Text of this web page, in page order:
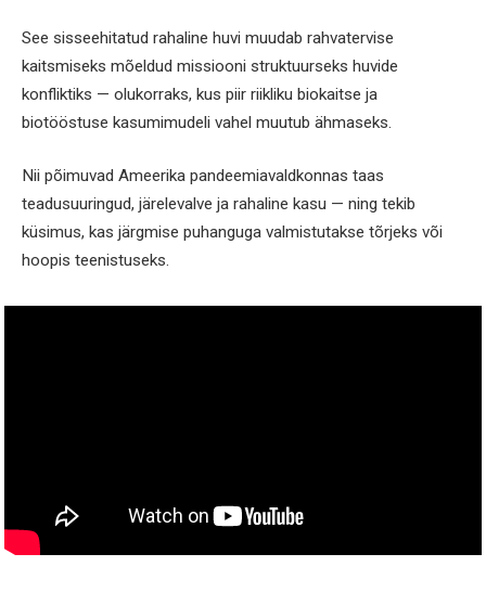
See sisseehitatud rahaline huvi muudab rahvatervise
kaitsmiseks mõeldud missiooni struktuurseks huvide
konfliktiks — olukorraks, kus piir riikliku biokaitse ja
biotööstuse kasumimudeli vahel muutub ähmaseks.
Nii põimuvad Ameerika pandeemiavaldkonnas taas
teadusuuringud, järelevalve ja rahaline kasu — ning tekib
küsimus, kas järgmise puhanguga valmistutakse tõrjeks või
hoopis teenistuseks.